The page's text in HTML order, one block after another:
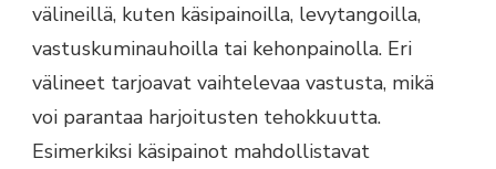
välineillä, kuten käsipainoilla, levytangoilla,
vastuskuminauhoilla tai kehonpainolla. Eri
välineet tarjoavat vaihtelevaa vastusta, mikä
voi parantaa harjoitusten tehokkuutta.
Esimerkiksi käsipainot mahdollistavat